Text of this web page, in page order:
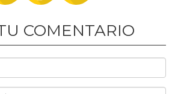
COMENTARIO